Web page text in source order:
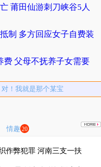
莆田仙游刺刀峡谷5人
制 多方回应女子自费装
费 父母不抚养子女需要
对！我就是那个某宝
情趣 20
作弊犯罪 河南三支一扶